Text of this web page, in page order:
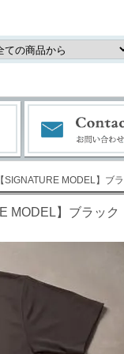
SIGNATURE MODEL】ブ
MODEL】ブラック